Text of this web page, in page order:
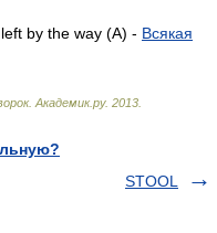
by the way (A) - Всякая
. Академик.ру. 2013
STOOL